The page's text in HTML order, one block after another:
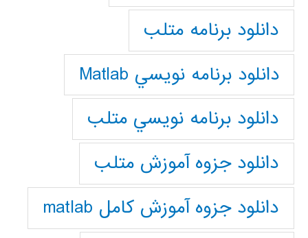
دانلود برنامه متلب
دانلود برنامه نويسي Matlab
دانلود برنامه نويسي متلب
دانلود جزوه آموزش متلب
دانلود جزوه آموزش کامل matlab